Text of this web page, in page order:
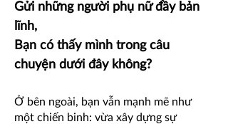
​Gửi những người phụ nữ đầy bản
lĩnh,
Bạn có thấy mình trong câu
chuyện dưới đây không?
​Ở bên ngoài, bạn vẫn mạnh mẽ như
một chiến binh: vừa xây dựng sự